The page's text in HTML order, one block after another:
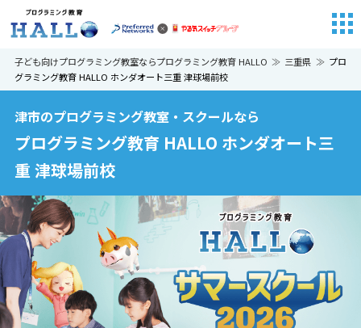
子ども向けプログラミング教室ならプログラミング教育 HALLO 三重県
プロ
グラミング教育 HALLO ホンダオート三重 津球場前校
津市のプログラミング教室・スクールなら
プログラミング教育 HALLO ホンダオート三
重 津球場前校